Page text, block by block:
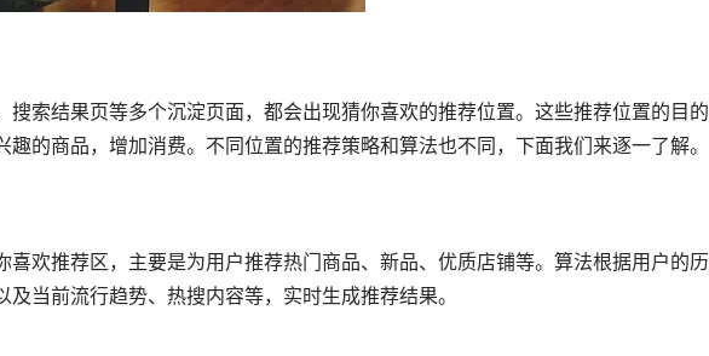
搜索结果页等多个沉淀页面，都会出现猜你喜欢的推荐位置。这些推荐位置的目
的商品，增加消费。不同位置的推荐策略和算法也不同，下面我们来逐一了解。
喜欢推荐区，主要是为用户推荐热门商品、新品、优质店铺等。算法根据用户的
当前流行趋势、热搜内容等，实时生成推荐结果。